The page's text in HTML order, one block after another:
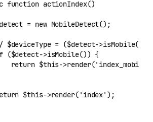
function actionIndex()
= new MobileDetect();
$deviceType = ($detect->isMobile()
($detect->isMobile()) {
return $this-
$this->render('index');